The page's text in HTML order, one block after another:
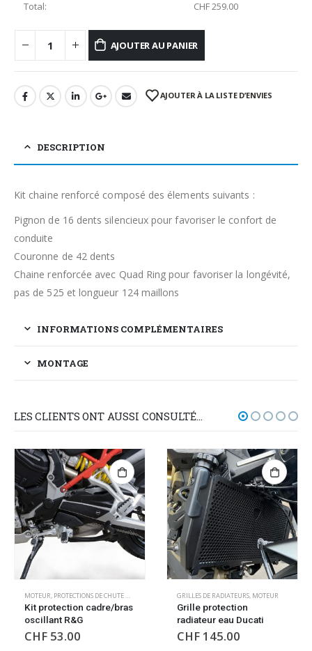
Total: CHF259.00
AJOUTER AU PANIER
AJOUTER À LA LISTE D’ENVIES
DESCRIPTION
Kit chaine renforcé composé des élements suivants :
Pignon de 16 dents silencieux pour favoriser le confort de
conduite
Couronne de 42 dents
Chaine renforcée avec Quad Ring pour favoriser la longévité,
pas de 525 et longueur 124 maillons
INFORMATIONS COMPLÉMENTAIRES
MONTAGE
LES CLIENTS ONT AUSSI CONSULTÉ…
GRILLES DE RADIATEURS,MOTEUR
Grille protection
radiateur eau Ducati
CHF 145.00
CHAINES ,MOTEUR
Chaine couleur OR
Regina
CHF 148.00